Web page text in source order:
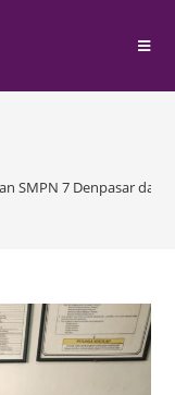
SMPN 7 Denpasar dan